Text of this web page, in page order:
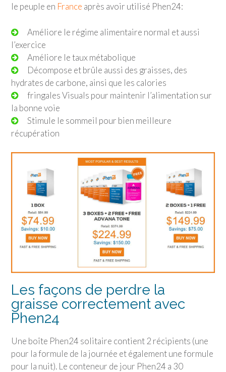
le peuple en France après avoir utilisé Phen24:
Améliore le régime alimentaire normal et aussi
l’exercice
Améliore le taux métabolique
Décompose et brûle aussi des graisses, des
hydrates de carbone, ainsi que les calories
fringales Visuals pour maintenir l’alimentation sur
la bonne voie
Stimule le sommeil pour bien meilleure
récupération
Les façons de perdre la
graisse correctement avec
Phen24
Une boîte Phen24 solitaire contient 2 récipients (une
pour la formule de la journée et également une formule
pour la nuit). Le conteneur de jour Phen24 a 30